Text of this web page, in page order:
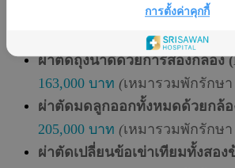
ราคา:33,000 บาท
ผ่าตัดถุงน้ำดีด้วยการส่องกล้อง
163,000 บาท (เหมารวมพักรักษา
ผ่าตัดมดลูกออกทั้งหมดด้วยกล้อ
205,000 บาท (เหมารวมพักรักษา
ผ่าตัดเปลี่ยนข้อเข่าเทียมทั้งสอง
การตั้งค่าคุกกี้